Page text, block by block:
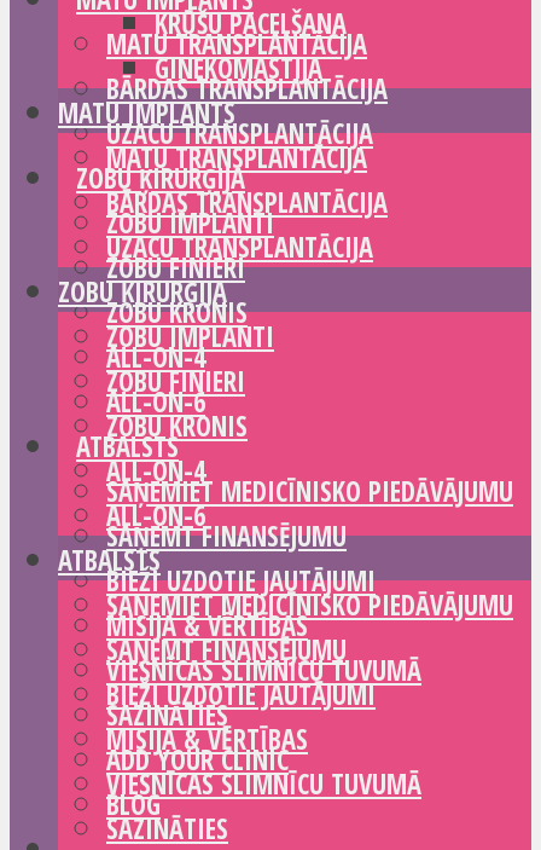
MATU TRANSPLANTĀCIJA
BĀRDAS TRANSPLANTĀCIJA
UZACU TRANSPLANTĀCIJA
ZOBU ĶIRURĢIJA
ZOBU IMPLANTI
ZOBU FINIERI
ZOBU KRONIS
ALL-ON-4
ALL-ON-6
ATBALSTS
SAŅEMIET MEDICĪNISKO PIEDĀVĀJUMU
SAŅEMT FINANSĒJUMU
BIEŽI UZDOTIE JAUTĀJUMI
MISIJA & VĒRTĪBAS
VIESNĪCAS SLIMNĪCU TUVUMĀ
SAZINĀTIES
ADD YOUR CLINIC
BLOG
KRŪŠU PACELŠANA
GINEKOMASTIJA
MATU IMPLANTS
MATU TRANSPLANTĀCIJA
BĀRDAS TRANSPLANTĀCIJA
UZACU TRANSPLANTĀCIJA
ZOBU ĶIRURĢIJA
ZOBU IMPLANTI
ZOBU FINIERI
ZOBU KRONIS
ALL-ON-4
ALL-ON-6
ATBALSTS
SAŅEMIET MEDICĪNISKO PIEDĀVĀJUMU
SAŅEMT FINANSĒJUMU
BIEŽI UZDOTIE JAUTĀJUMI
MISIJA & VĒRTĪBAS
VIESNĪCAS SLIMNĪCU TUVUMĀ
SAZINĀTIES